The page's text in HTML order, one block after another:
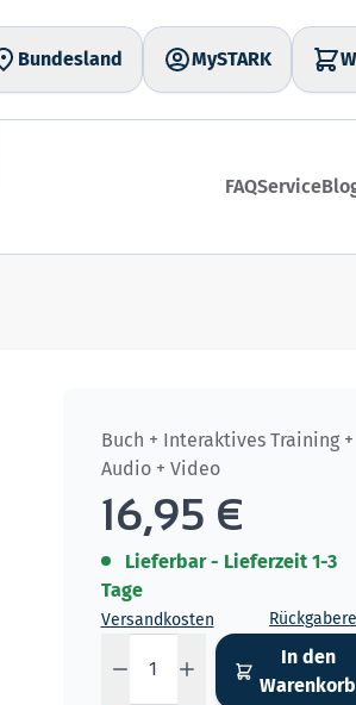
Bundesland MySTARK
FAQService
Buch + Interaktives Training +
Audio + Video
16,95 €
Lieferbar - Lieferzeit 1-3
Tage
Versandkosten
In den
Warenkorb